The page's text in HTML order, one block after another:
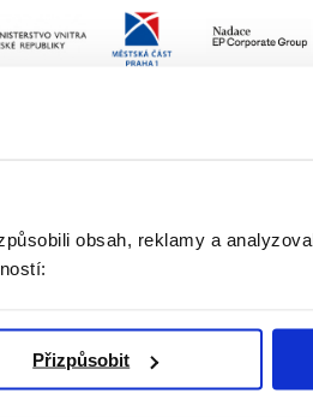
obsah, reklamy a
Přizpůsobit
aktuálním dění a